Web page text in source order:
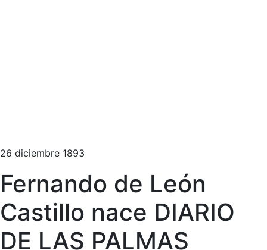
26 diciembre 1893
Fernando de León
Castillo nace DIARIO
DE LAS PALMAS